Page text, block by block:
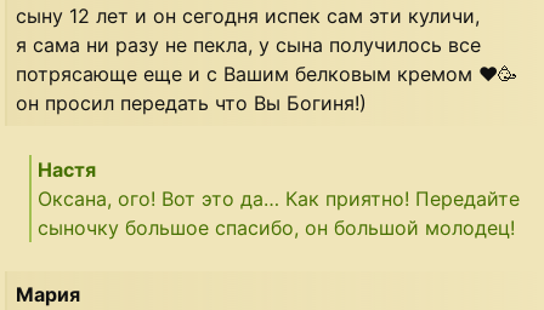
сыну 12 лет и он сегодня испек сам эти куличи,
я сама ни разу не пекла, у сына получилось все
потрясающе еще и с Вашим белковым кремом ❤️🥳
он просил передать что Вы Богиня!)
Настя
Оксана, ого! Вот это да… Как приятно! Передайте
сыночку большое спасибо, он большой молодец!
Мария